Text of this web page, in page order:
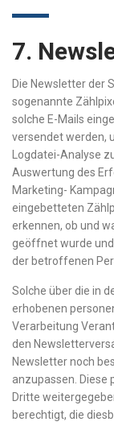
7.
Die Newsletter der
sogenannte
solche E-Mails
versendet werden,
Logdatei-Analyse
Auswertung des
Marketing-
eingebetteten
erkennen, ob und
geöffnet wurde und
der betroffenen
Solche über die in
erhobenen
Verarbeitung
den
Newsletter noch
anzupassen. Diese
Dritte
berechtigt, die